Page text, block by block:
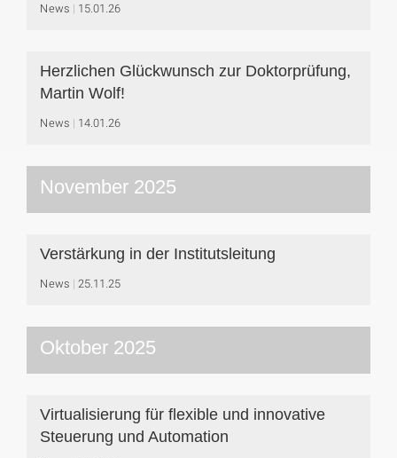
News 15.01.26
Herzlichen Glückwunsch zur Doktorprüfung,
Martin Wolf!
News 14.01.26
November 2025
Verstärkung in der Institutsleitung
News 25.11.25
Oktober 2025
Virtualisierung für flexible und innovative
Steuerung und Automation